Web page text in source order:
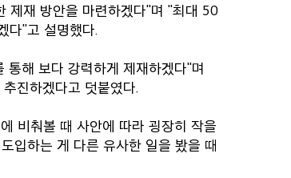
제재 방안을 마련하겠다"며 "최대 50
다"고 설명했다.
해 보다 강력하게 제재하겠다"며
진하겠다고 덧붙였다.
비춰볼 때 사안에 따라 굉장히 작을
입하는 게 다른 유사한 일을 봤을 때